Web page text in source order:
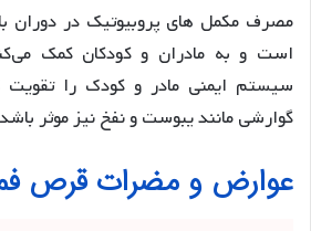
مصرف مکمل های پروبیوتیک در دوران
است و به مادران و کودکان کمک
سیستم ایمنی مادر و کودک را
گوارشی مانند یبوست و نفخ نیز موثر
عوارض و مضرات قرص